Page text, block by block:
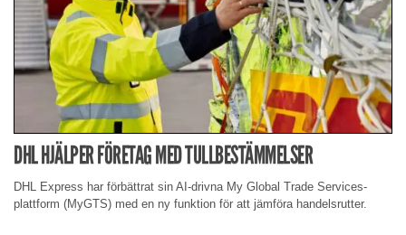
DHL HJÄLPER FÖRETAG MED TULLBESTÄMMELSER
DHL Express har förbättrat sin AI-drivna My Global Trade Services-
plattform (MyGTS) med en ny funktion för att jämföra handelsrutter.